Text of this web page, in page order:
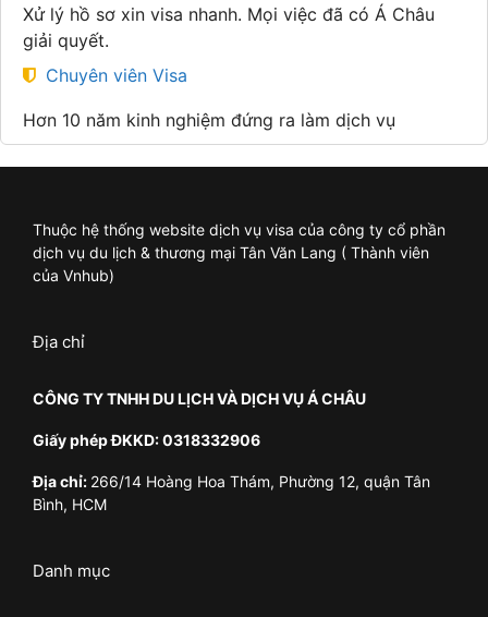
Xử lý hồ sơ xin visa nhanh. Mọi việc đã có Á Châu
giải quyết.
Chuyên viên Visa
Hơn 10 năm kinh nghiệm đứng ra làm dịch vụ
Thuộc hệ thống website dịch vụ visa của công ty cổ phần
dịch vụ du lịch & thương mại Tân Văn Lang ( Thành viên
của Vnhub)
Địa chỉ
CÔNG TY TNHH DU LỊCH VÀ DỊCH VỤ Á CHÂU
Giấy phép ĐKKD: 0318332906
Địa chỉ: 266/14 Hoàng Hoa Thám, Phường 12, quận Tân
Bình, HCM
Danh mục